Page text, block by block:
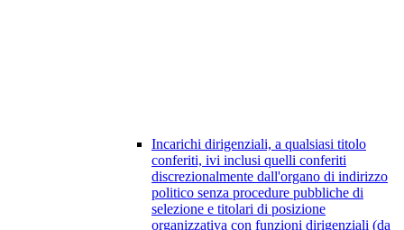
Incarichi dirigenziali, a qualsiasi titolo
conferiti, ivi inclusi quelli conferiti
discrezionalmente dall'organo di indirizzo
politico senza procedure pubbliche di
selezione e titolari di posizione
organizzativa con funzioni dirigenziali (da